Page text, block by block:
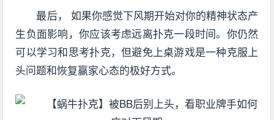
最后， 如果你感觉下风期开始对你的精神状态产
生负面影响，你应该考虑远离扑克一段时间。你仍然
可以学习和思考扑克，但避免上桌游戏是一种克服上
头问题和恢复赢家心态的极好方式。